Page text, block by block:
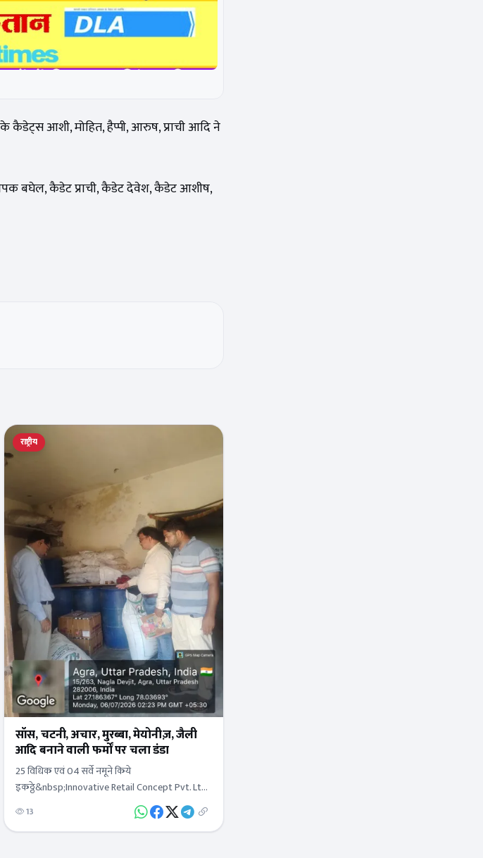
कैडेट्स आशी, मोहित, हैप्पी, आरुष, प्राची आदि ने
बघेल, कैडेट प्राची, कैडेट देवेश, कैडेट आशीष,
राष्ट्रीय
सॉस, चटनी, अचार, मुरब्बा, मेयोनीज़, जैली
आदि बनाने वाली फर्मों पर चला डंडा
25 विधिक एवं 04 सर्वे नमूने किये
इकठ्ठे&nbsp;Innovative Retail Concept Pvt. Ltd.
(Big Basket)Blink Commerce Pvt. Ltd.,
सिकंदराबांके बिहारी इंटरनेशनल&nbsp;साई एग्रो एंड फूड
वर्क्स प्रा. लि., खड़वई, रनकताInstakart…
13